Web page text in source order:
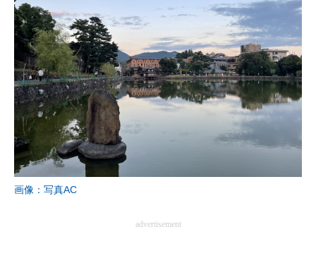
進化するPCとデバイスの未来
好きが集まる 比べて選べる
ビジネスと働き方のヒント
AI活用のいまが分かる
企業ITのトレンドを詳説
経営リーダーのコミュニティ
マーケ×ITの今がよく分かる
画像：写真AC
advertisement